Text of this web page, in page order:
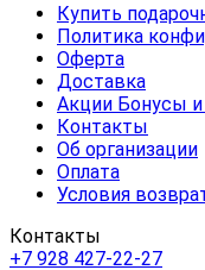
Купить
Политика
Оферта
Доставка
Акции Бонусы
Контакты
Об организации
Оплата
Условия
Контакты
+7 928 427-22-27